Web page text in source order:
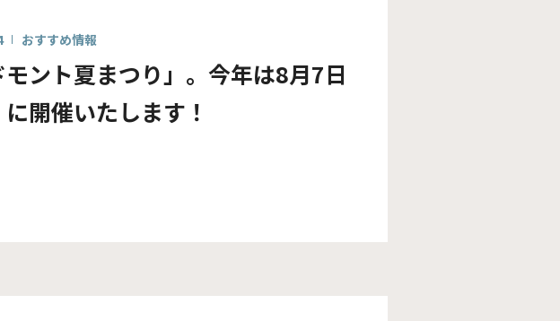
おすすめ情報
モント夏まつり」。今年は8月7日
に開催いたします！